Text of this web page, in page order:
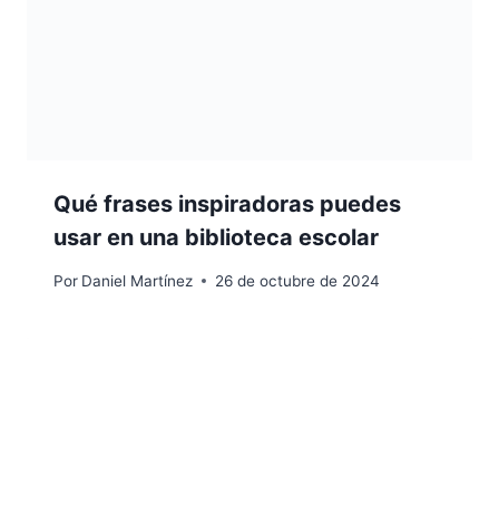
Qué frases inspiradoras puedes
usar en una biblioteca escolar
Por Daniel Martínez 26 de octubre de 2024